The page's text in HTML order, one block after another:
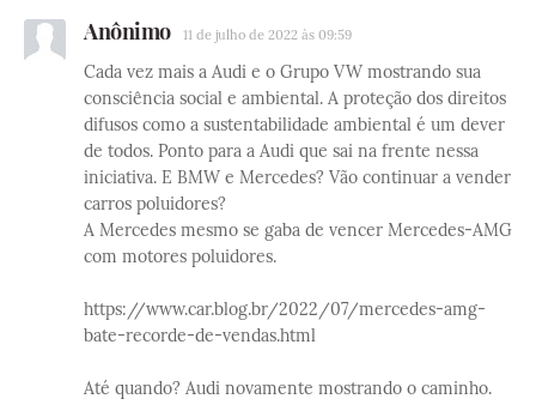
Anônimo 11 de julho de 2022 às 09:59
Cada vez mais a Audi e o Grupo VW mostrando sua
consciência social e ambiental. A proteção dos direitos
difusos como a sustentabilidade ambiental é um dever
de todos. Ponto para a Audi que sai na frente nessa
iniciativa. E BMW e Mercedes? Vão continuar a vender
carros poluidores?
A Mercedes mesmo se gaba de vencer Mercedes-AMG
com motores poluidores.
https://www.car.blog.br/2022/07/mercedes-amg-
bate-recorde-de-vendas.html
Até quando? Audi novamente mostrando o caminho.